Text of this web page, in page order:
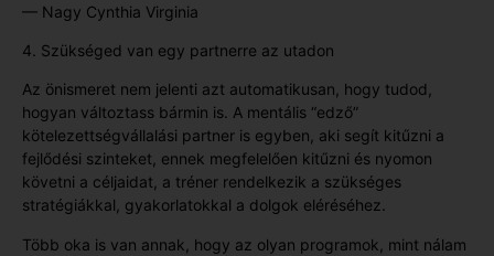
— Nagy Cynthia Virginia
4. Szükséged van egy partnerre az utadon
Az önismeret nem jelenti azt automatikusan, hogy tudod,
hogyan változtass bármin is. A mentális “edző”
kötelezettségvállalási partner is egyben, aki segít kitűzni a
fejlődési szinteket, ennek megfelelően kitűzni és nyomon
követni a céljaidat, a tréner rendelkezik a szükséges
stratégiákkal, gyakorlatokkal a dolgok eléréséhez.
Több oka is van annak, hogy az olyan programok, mint nálam